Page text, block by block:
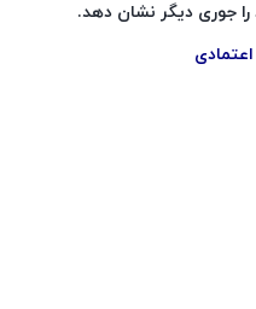
جوری دیگر نشان دهد.